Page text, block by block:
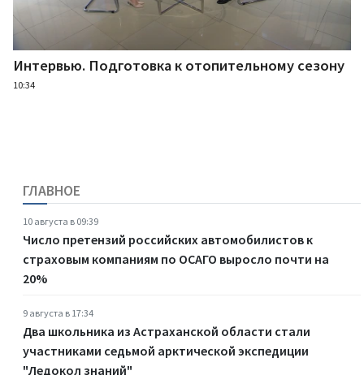
Интервью. Подготовка к отопительному сезону
10:34
ГЛАВНОЕ
10 августа в 09:39
Число претензий российских автомобилистов к
страховым компаниям по ОСАГО выросло почти на
20%
9 августа в 17:34
Два школьника из Астраханской области стали
участниками седьмой арктической экспедиции
"Ледокол знаний"